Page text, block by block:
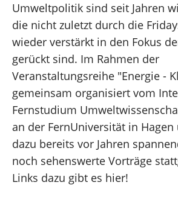
Umweltpolitik sind seit Jahren
die nicht zuletzt durch die
wieder verstärkt in den Fokus
gerückt sind. Im Rahmen der
Veranstaltungsreihe "Energie -
gemeinsam organisiert vom
Fernstudium
an der FernUniversität in
dazu bereits vor Jahren
noch sehenswerte Vorträge
Links dazu gibt es hier!